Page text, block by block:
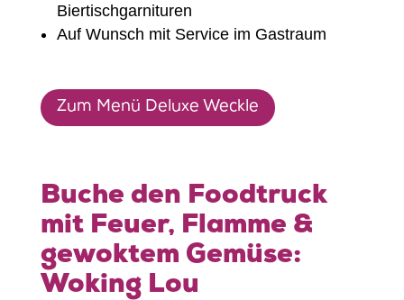
Biertischgarnituren
Auf Wunsch mit Service im Gastraum
Zum Menü Deluxe Weckle
Buche den Foodtruck
mit Feuer, Flamme &
gewoktem Gemüse:
Woking Lou